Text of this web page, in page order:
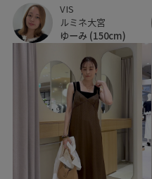
VIS
ルミネ大宮
ゆーみ (150cm)